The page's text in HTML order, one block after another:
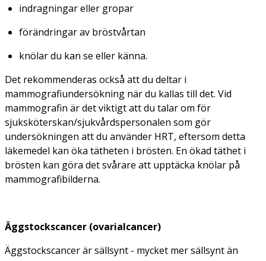
indragningar eller gropar
förändringar av bröstvårtan
knölar du kan se eller känna.
Det rekommenderas också att du deltar i
mammografiundersökning när du kallas till det. Vid
mammografin är det viktigt att du talar om för
sjuksköterskan/sjukvårdspersonalen som gör
undersökningen att du använder HRT, eftersom detta
läkemedel kan öka tätheten i brösten. En ökad täthet i
brösten kan göra det svårare att upptäcka knölar på
mammografibilderna.
Äggstockscancer (ovarialcancer)
Äggstockscancer är sällsynt - mycket mer sällsynt än